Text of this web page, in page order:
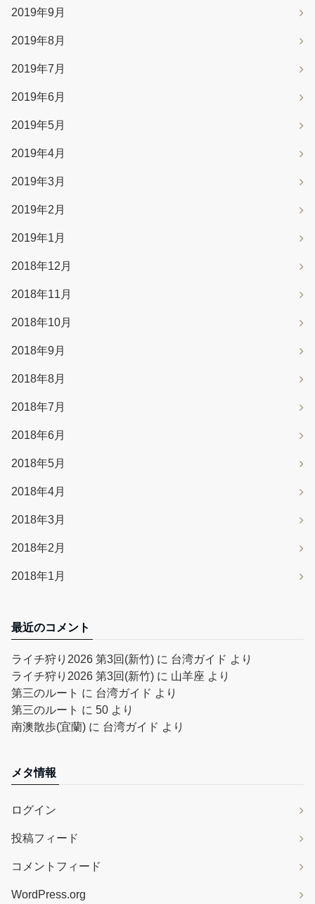
2019年9月
2019年8月
2019年7月
2019年6月
2019年5月
2019年4月
2019年3月
2019年2月
2019年1月
2018年12月
2018年11月
2018年10月
2018年9月
2018年8月
2018年7月
2018年6月
2018年5月
2018年4月
2018年3月
2018年2月
2018年1月
最近のコメント
ライチ狩り2026 第3回(新竹) に 台湾ガイド より
ライチ狩り2026 第3回(新竹) に 山羊座 より
第三のルート に 台湾ガイド より
第三のルート に 50 より
南澳散歩(宜蘭) に 台湾ガイド より
メタ情報
ログイン
投稿フィード
コメントフィード
WordPress.org